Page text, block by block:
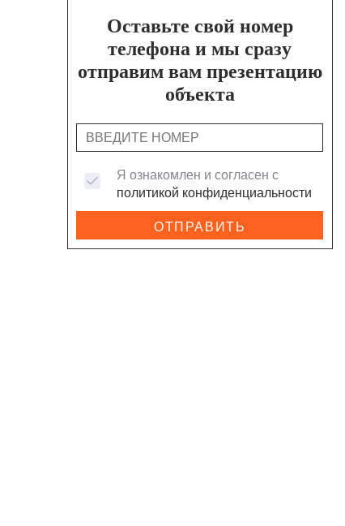
Оставьте свой номер
телефона и мы сразу
отправим вам презентацию
объекта
Я ознакомлен и согласен с
политикой конфиденциальности
ОТПРАВИТЬ